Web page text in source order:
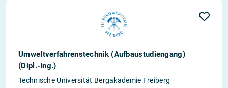
Umweltverfahrenstechnik (Aufbaustudiengang)
(Dipl.-Ing.)
Technische Universität Bergakademie Freiberg